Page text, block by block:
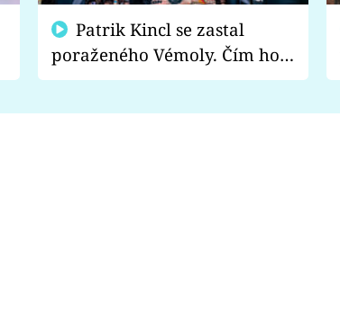
poraženého Vémoly. Čím ho
fanoušci naštvali?